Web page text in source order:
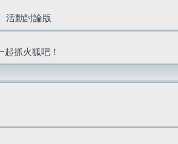
活動討論版
起抓火狐吧！